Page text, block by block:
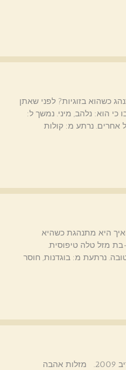
כשהוא בזוגיות? לפני שאתן
מהכוכבים: טלה יאן מקגרוגר-31.3.1970 להתאהב בו כי הוא: נלהב, מיני. נמשך ל:
אחרים. נרתע מ: קולות
היא מתנהגת כשהיא
-בת מזל טלה טיפוסית.
נרתעת מ: בוגדנות, חוסר
מזלות - מי מתאים למי ואיך? כל הזכויות שמורות לפנינה כץ פורסם ב"את" -מעריב 2009. מזלות אהבה